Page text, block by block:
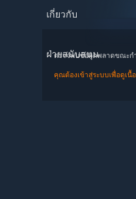
เกี่ยวกับ
ฝ่ายสนับสนุน
ตรวจพบข้อผิดพลาดขณะก
คุณต้องเข้าสู่ระบบเพื่อดูเนื้